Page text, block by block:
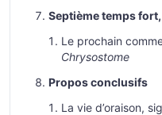
Septième temps
Le prochain
Chrysostome
Propos conclusifs
La vie d’oraison,